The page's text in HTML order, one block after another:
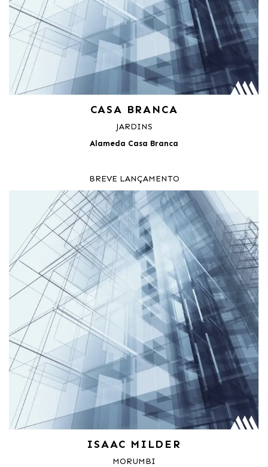
CASA BRANCA
JARDINS
Alameda Casa Branca
BREVE LANÇAMENTO
ISAAC MILDER
MORUMBI